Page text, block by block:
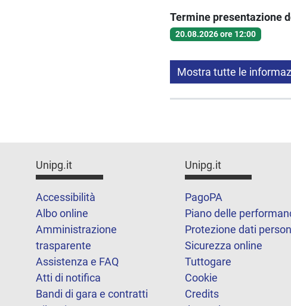
Termine presentazione
20.08.2026 ore 12:00
Mostra tutte le
Unipg.it
Accessibilità
Albo online
Amministrazione
trasparente
Assistenza e FAQ
Atti di notifica
Bandi di gara e contratti
Unipg.it
PagoPA
Piano delle
Protezione dati
Sicurezza online
Tuttogare
Cookie
Credits